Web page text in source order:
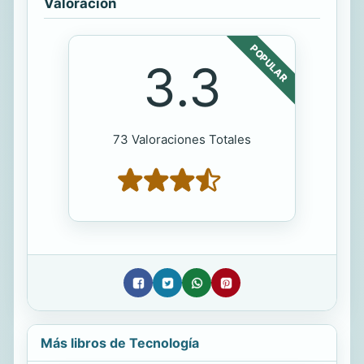
Valoración
POPULAR
3.3
73 Valoraciones Totales
Más libros de Tecnología